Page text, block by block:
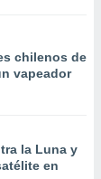
chilenos de
vapeador
la Luna y
en